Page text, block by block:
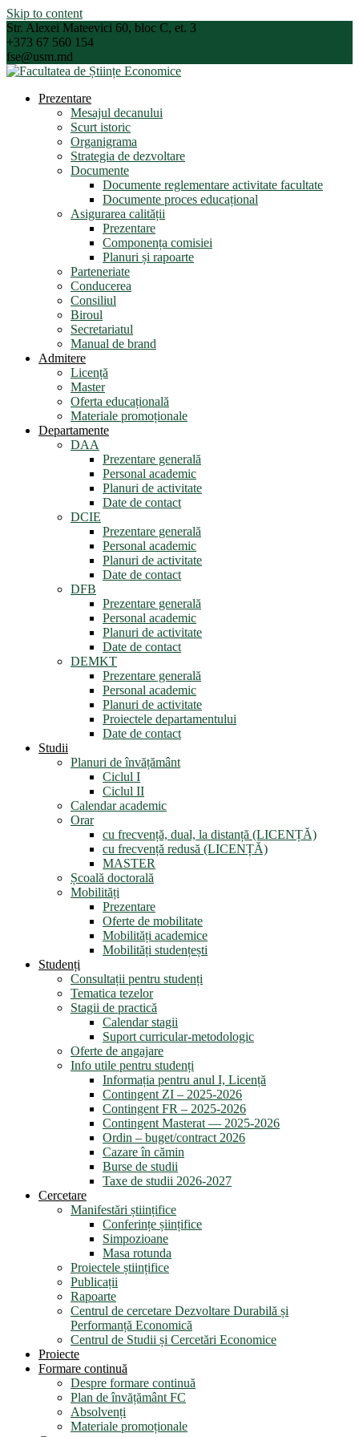
Skip to content
Str. Alexei Mateevici 60, bloc C, et. 3
+373 67 560 154
fse@usm.md
Prezentare
Mesajul decanului
Scurt istoric
Organigrama
Strategia de dezvoltare
Documente
Documente reglementare activitate facultate
Documente proces educațional
Asigurarea calității
Prezentare
Componența comisiei
Planuri și rapoarte
Parteneriate
Conducerea
Consiliul
Biroul
Secretariatul
Manual de brand
Admitere
Licență
Master
Oferta educațională
Materiale promoționale
Departamente
DAA
Prezentare generală
Personal academic
Planuri de activitate
Date de contact
DCIE
Prezentare generală
Personal academic
Planuri de activitate
Date de contact
DFB
Prezentare generală
Personal academic
Planuri de activitate
Date de contact
DEMKT
Prezentare generală
Personal academic
Planuri de activitate
Proiectele departamentului
Date de contact
Studii
Planuri de învățământ
Ciclul I
Ciclul II
Calendar academic
Orar
cu frecvență, dual, la distanță (LICENȚĂ)
cu frecvență redusă (LICENȚĂ)
MASTER
Școală doctorală
Mobilități
Prezentare
Oferte de mobilitate
Mobilități academice
Mobilități studențești
Studenți
Consultații pentru studenți
Tematica tezelor
Stagii de practică
Calendar stagii
Suport curricular-metodologic
Oferte de angajare
Info utile pentru studenți
Informația pentru anul I, Licență
Contingent ZI – 2025-2026
Contingent FR – 2025-2026
Contingent Masterat — 2025-2026
Ordin – buget/contract 2026
Cazare în cămin
Burse de studii
Taxe de studii 2026-2027
Cercetare
Manifestări științifice
Conferințe șiințifice
Simpozioane
Masa rotunda
Proiectele științifice
Publicații
Rapoarte
Centrul de cercetare Dezvoltare Durabilă și
Performanță Economică
Centrul de Studii și Cercetări Economice
Proiecte
Formare continuă
Despre formare continuă
Plan de învățământ FC
Absolvenți
Materiale promoționale